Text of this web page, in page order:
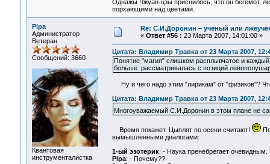
Однажы Чжуан-цзы приснилось, что он бегемот,
порхающими над цветами.
Pipa
Администратор
Ветеран
Сообщений: 3660
Квантовая
инструменталистка
Re: С.И.Доронин – ученый или
« Ответ #56 : 23 Марта 2007, 14:01:00 »
Цитата: Владимир Травка от 23 Марта 2007,
Понятие "магия" слишком расплывчатое и
больше рассматривалась с позиций
Ну и чего надо этим "лирикам" от "физиков"?
Цитата: Владимир Травка от 23 Марта 2007,
Многоуважаемый С.И.Доронин в этом плане не
Время покажет. Цыплят по осени считают!
вымышленными диалогами:
1-ый эзотерик: - Наука пренебрегает очевидным.
Pipa: - Почему??